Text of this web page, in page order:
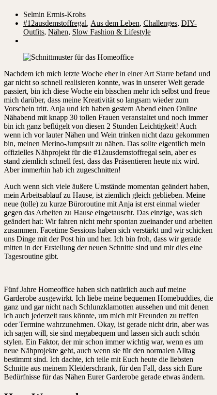
Selmin Ermis-Krohs
#12ausdemstoffregal, Aus dem Leben, Challenges, DIY-
Outfits, Nähen, Slow Fashion & Lifestyle
Nachdem ich mich letzte Woche eher in einer Art Starre befand und
gar nicht so schnell realisieren konnte, was in unserer Welt gerade
passiert, bin ich diese Woche ein bisschen mehr ich selbst und freue
mich darüber, dass meine Kreativität so langsam wieder zum
Vorschein tritt. Anja und ich haben gestern Abend einen Online
Nähabend mit knapp 30 tollen Frauen veranstaltet und noch immer
bin ich ganz beflügelt von diesen 2 Stunden Leichtigkeit! Auch
wenn ich vor lauter Nähen und Wein trinken nicht dazu gekommen
bin, meinen Merino-Jumpsuit zu nähen. Das sollte eigentlich mein
offizielles Nähprojekt für die #12ausdemstoffregal sein, aber es
stand ziemlich schnell fest, dass das Präsentieren heute nix wird.
Aber immerhin hab ich zugeschnitten!
Auch wenn sich viele äußere Umstände momentan geändert haben,
mein Arbeitsablauf zu Hause, ist ziemlich gleich geblieben. Meine
neue (tolle) zu kurze Büroroutine mit Anja ist erst einmal wieder
gegen das Arbeiten zu Hause eingetauscht. Das einzige, was sich
geändert hat: Wir fahren nicht mehr spontan zueinander und arbeiten
zusammen. Facetime Sessions haben sich verstärkt und wir schicken
uns Dinge mit der Post hin und her. Ich bin froh, dass wir gerade
mitten in der Erstellung der neuen Schnitte sind und mir dies eine
Tagesroutine gibt.
Fünf Jahre Homeoffice haben sich natürlich auch auf meine
Garderobe ausgewirkt. Ich liebe meine bequemen Homebuddies, die
ganz und gar nicht nach Schlunzklamotten aussehen und mit denen
ich auch jederzeit raus könnte, um mich mit Freunden zu treffen
oder Termine wahrzunehmen. Okay, ist gerade nicht drin, aber was
ich sagen will, sie sind megabequem und lassen sich auch schön
stylen. Ein Faktor, der mir schon immer wichtig war, wenn es um
neue Nähprojekte geht, auch wenn sie für den normalen Alltag
bestimmt sind. Ich dachte, ich teile mit Euch heute die liebsten
Schnitte aus meinem Kleiderschrank, für den Fall, dass sich Eure
Bedürfnisse für das Nähen Eurer Garderobe gerade etwas ändern.